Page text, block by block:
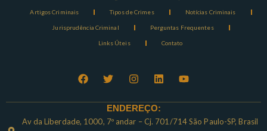
Artigos Criminais Tipos de Crimes Notícias Criminais
Jurisprudência Criminal Perguntas Frequentes
Links Úteis Contato
ENDEREÇO:
Av da Liberdade, 1000, 7º andar – Cj. 701/714 São Paulo-SP, Brasil